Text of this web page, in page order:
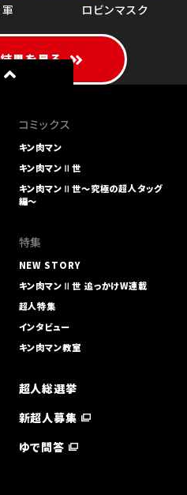
ロビンマスク
果を見る
コミックス
キン肉マン
キン肉マンⅡ世
キン肉マンⅡ世～究極の超人タッグ
編～
特集
NEW STORY
キン肉マンⅡ世 追っかけW連載
超人特集
インタビュー
キン肉マン教室
超人総選挙
新超人募集
ゆで問答